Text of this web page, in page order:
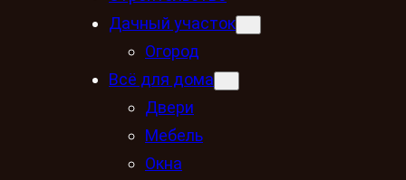
Дачный участок
Огород
Всё для дома
Двери
Мебель
Окна